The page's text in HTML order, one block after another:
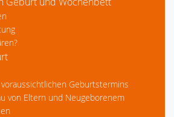
Geburtstermins
von Eltern und Neugeborenem